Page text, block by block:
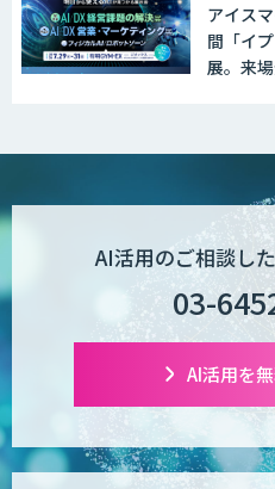
アイス
間「イ
展。来
AI活用のご相談し
03-
AI活用を